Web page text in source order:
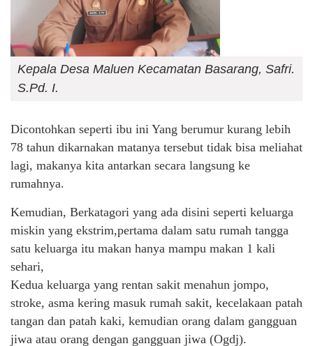
Kepala Desa Maluen Kecamatan Basarang, Safri.
S.Pd. I.
Dicontohkan seperti ibu ini Yang berumur kurang lebih
78 tahun dikarnakan matanya tersebut tidak bisa meliahat
lagi, makanya kita antarkan secara langsung ke
rumahnya.
Kemudian, Berkatagori yang ada disini seperti keluarga
miskin yang ekstrim,pertama dalam satu rumah tangga
satu keluarga itu makan hanya mampu makan 1 kali
sehari,
Kedua keluarga yang rentan sakit menahun jompo,
stroke, asma kering masuk rumah sakit, kecelakaan patah
tangan dan patah kaki, kemudian orang dalam gangguan
jiwa atau orang dengan gangguan jiwa (Ogdj).